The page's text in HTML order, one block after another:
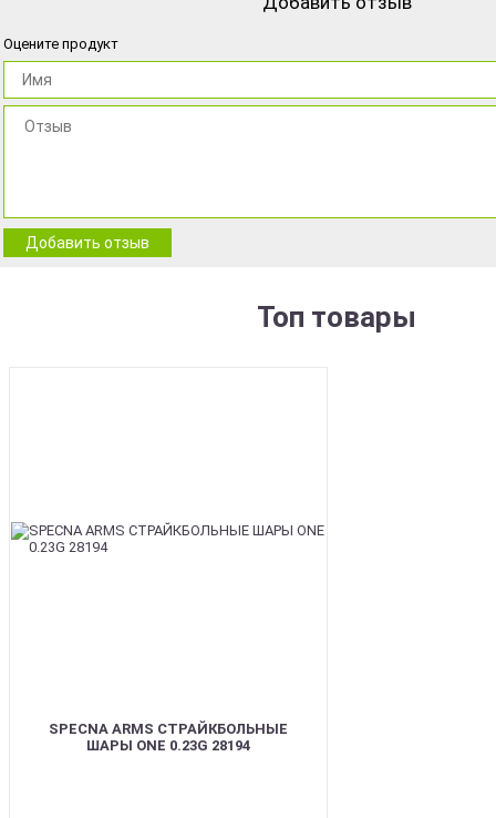
Оцените продукт
Добавить отзыв
Топ товары
SPECNA ARMS СТРАЙКБОЛЬНЫЕ
ШАРЫ ONE 0.23G 28194